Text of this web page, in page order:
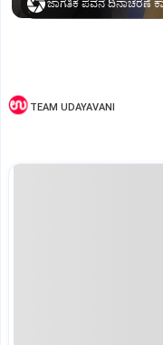
TEAM UDAYAVANI